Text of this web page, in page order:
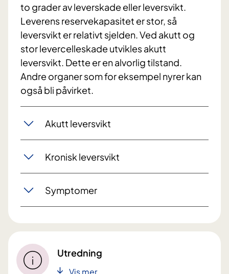
to grader av leverskade eller leversvikt.
Leverens reservekapasitet er stor, så
leversvikt er relativt sjelden. Ved akutt og
stor levercelleskade utvikles akutt
leversvikt. Dette er en alvorlig tilstand.
Andre organer som for eksempel nyrer kan
også bli påvirket.
Akutt leversvikt
Kronisk leversvikt
Symptomer
Utredning
Vis mer